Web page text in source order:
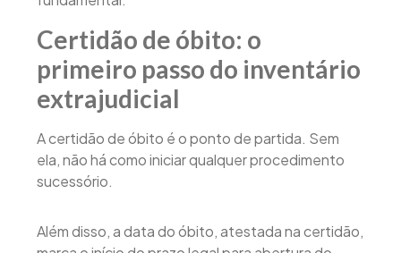
Certidão de óbito: o
primeiro passo do inventário
extrajudicial
A certidão de óbito é o ponto de partida. Sem
ela, não há como iniciar qualquer procedimento
sucessório.
Além disso, a data do óbito, atestada na certidão,